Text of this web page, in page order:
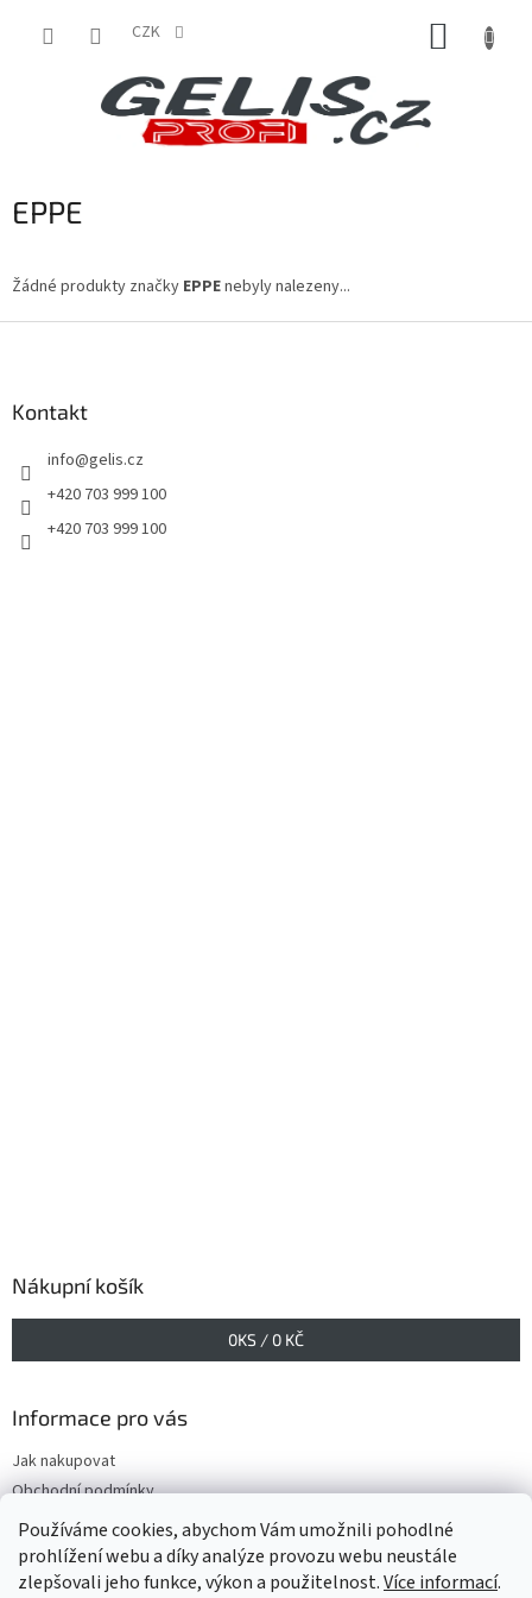
Používáme cookies, abychom Vám umožnili pohodlné
prohlížení webu a díky analýze provozu webu neustále
zlepšovali jeho funkce, výkon a použitelnost.Více informací.
CZK
EPPE
Žádné produkty značky EPPEnebyly nalezeny...
Kontakt
info@gelis.cz
+420 703 999 100
+420 703 999 100
Nákupní košík
0KS / 0 KČ
Informace pro vás
Jak nakupovat
Obchodní podmínky
Podmínky ochrany osobních údajů